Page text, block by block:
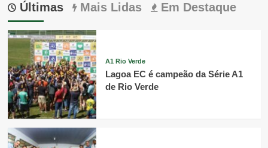
Últimas Mais Lidas Em Destaque
A1 Rio Verde
Lagoa EC é campeão da Série A1
de Rio Verde